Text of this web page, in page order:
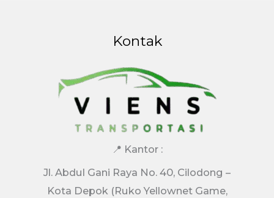
Kontak
📍 Kantor :
Jl. Abdul Gani Raya No. 40, Cilodong –
Kota Depok (Ruko Yellownet Game,